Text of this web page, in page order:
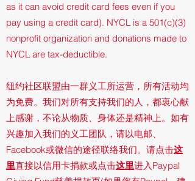
as it can avoid credit card fees even if you
pay using a credit card). NYCL is a 501(c)(3)
nonprofit organization and donations made to
NYCL are tax-deductible.
纽约社区联盟由一群义工所运营，所有活动均
为免费。我们对所有支持我们的人，都衷心献
上感谢，不论从物质、身体还是精神上。如有
兴趣加入我们的义工团队，请以电邮、
Facebook或微信的途径联络我们。请点击这
里直接以信用卡捐款或点击这里进入Paypal